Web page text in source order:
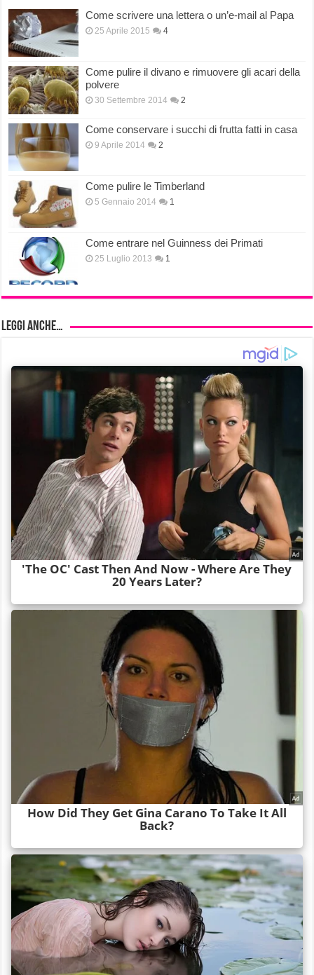
Come scrivere una lettera o un’e-mail al Papa
25 Aprile 2015 4
Come pulire il divano e rimuovere gli acari della
polvere
30 Settembre 2014 2
Come conservare i succhi di frutta fatti in casa
9 Aprile 2014 2
Come pulire le Timberland
5 Gennaio 2014 1
Come entrare nel Guinness dei Primati
25 Luglio 2013 1
Leggi anche…